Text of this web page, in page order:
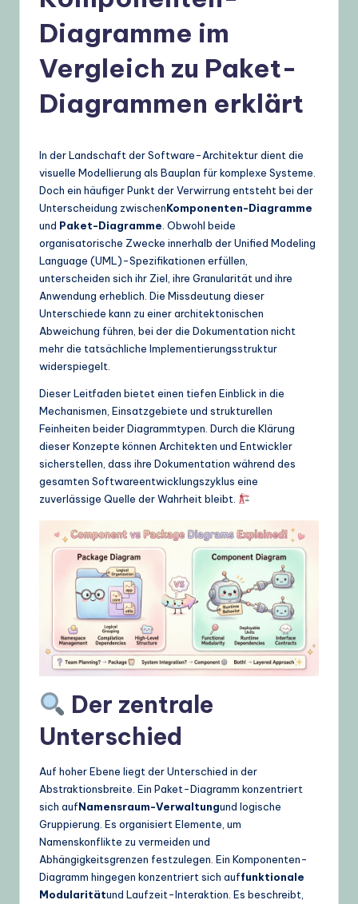
K
o
w
d
T
U
p
d
Diagramme im
Vergleich zu Paket-
Diagrammen erklärt
In der Landschaft der Software-Architektur dient die
visuelle Modellierung als Bauplan für komplexe Systeme.
Doch ein häufiger Punkt der Verwirrung entsteht bei der
Unterscheidung zwischenKomponenten-Diagramme
und Paket-Diagramme . Obwohl beide
organisatorische Zwecke innerhalb der Unified Modeling
Language (UML)-Spezifikationen erfüllen,
unterscheiden sich ihr Ziel, ihre Granularität und ihre
Anwendung erheblich. Die Missdeutung dieser
Unterschiede kann zu einer architektonischen
Abweichung führen, bei der die Dokumentation nicht
mehr die tatsächliche Implementierungsstruktur
widerspiegelt.
Dieser Leitfaden bietet einen tiefen Einblick in die
Mechanismen, Einsatzgebiete und strukturellen
Feinheiten beider Diagrammtypen. Durch die Klärung
dieser Konzepte können Architekten und Entwickler
sicherstellen, dass ihre Dokumentation während des
gesamten Softwareentwicklungszyklus eine
zuverlässige Quelle der Wahrheit bleibt.
Der zentrale
Unterschied
Auf hoher Ebene liegt der Unterschied in der
Abstraktionsbreite. Ein Paket-Diagramm konzentriert
sich aufNamensraum-Verwaltungund logische
Gruppierung. Es organisiert Elemente, um
Namenskonflikte zu vermeiden und
Abhängigkeitsgrenzen festzulegen. Ein Komponenten-
Diagramm hingegen konzentriert sich auffunktionale
Modularitätund Laufzeit-Interaktion. Es beschreibt,